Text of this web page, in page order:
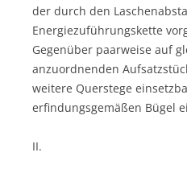
der durch den
Energiezuführungskette
Gegenüber paarweise auf
anzuordnenden
weitere Querstege
erfindungsgemäßen Bügel
II.